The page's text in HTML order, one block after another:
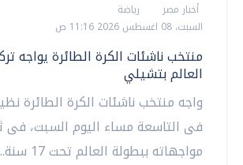
أخبار مصر
رياضة
السبت، 08 اغسطس 2026 11:16 ص
منتخب ناشئات الكرة الطائرة يواجه
العالم بتشيلي
واجه منتخب ناشئات الكرة الطائرة
فى التاسعة مساء اليوم السبت، فى
مواجهاته ببطولة العالم تحت 17 سنة...